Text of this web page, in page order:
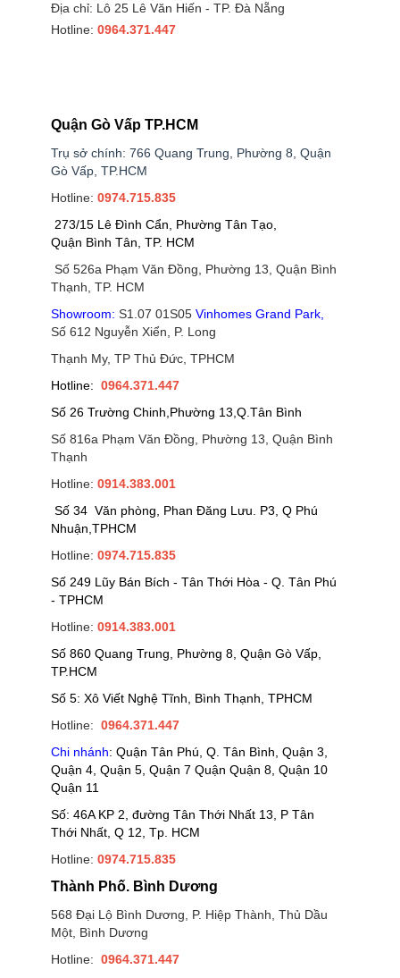
Địa chỉ: Lô 25 Lê Văn Hiến - TP. Đà Nẵng
Hotline: 0964.371.447
Quận Gò Vấp TP.HCM
Trụ sở chính: 766 Quang Trung, Phường 8, Quận
Gò Vấp, TP.HCM
Hotline: 0974.715.835
273/15 Lê Đình Cẩn, Phường Tân Tạo,
Quận Bình Tân, TP. HCM
Số 526a Phạm Văn Đồng, Phường 13, Quận Bình
Thạnh, TP. HCM
Showroom: S1.07 01S05 Vinhomes Grand Park
Số 612 Nguyễn Xiển, P. Long
Thạnh My, TP Thủ Đức, TPHCM
Hotline: 0964.371.447
Số 26 Trường Chinh,Phường 13,Q.Tân Bình
Số 816a Phạm Văn Đồng, Phường 13, Quận Bình
Thạnh
Hotline: 0914.383.001
Số 34 Văn phòng, Phan Đăng Lưu. P3, Q Phú
Nhuận,TPHCM
Hotline: 0974.715.835
Số 249 Lũy Bán Bích - Tân Thới Hòa - Q. Tân Phú
- TPHCM
Hotline: 0914.383.001
Số 860 Quang Trung, Phường 8, Quận Gò Vấp,
TP.HCM
Số 5: Xô Viết Nghệ Tĩnh, Bình Thạnh, TPHCM
Hotline: 0964.371.447
Chi nhánh: Quận Tân Phú, Q. Tân Bình, Quận 3,
Quận 4, Quận 5, Quận 7 Quận Quận 8, Quận 10
Quận 11
Số: 46A KP 2, đường Tân Thới Nhất 13, P Tân
Thới Nhất, Q 12, Tp. HCM
Hotline: 0974.715.835
Thành Phố. Bình Dương
568 Đại Lộ Bình Dương, P. Hiệp Thành, Thủ Dầu
Một, Bình Dương
Hotline: 0964.371.447